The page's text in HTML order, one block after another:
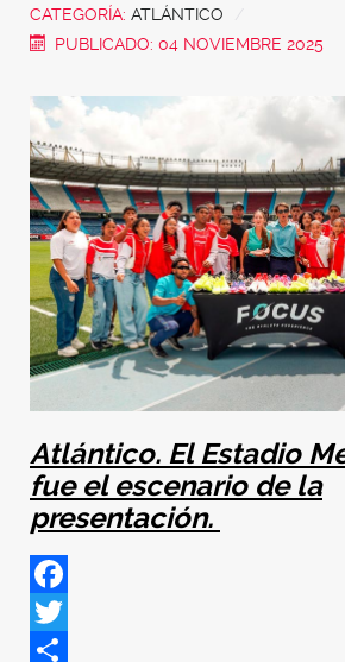
CATEGORÍA: ATLÁNTICO
PUBLICADO: 04 NOVIEMBRE 2025
Atlántico. El Estadio
fue el escenario de la
presentación.
Facebook
Twitter